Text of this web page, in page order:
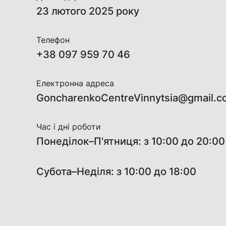
23 лютого 2025 року
Телефон
+38 097 959 70 46
Електронна адреса
Час і дні роботи
Понеділок–П'ятниця: з 10:00 до 20:00
Субота–Неділя: з 10:00 до 18:00